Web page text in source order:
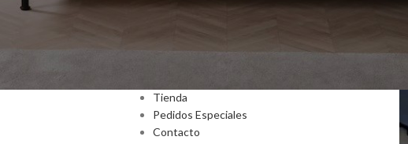
Tienda
Pedidos Especiales
Contacto